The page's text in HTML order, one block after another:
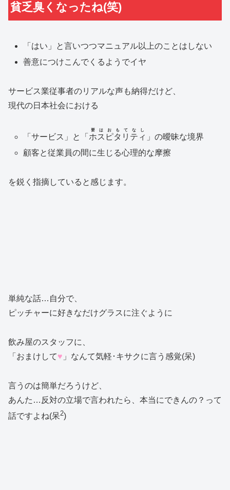
貧乏臭くなったね(笑)
「はい」と言いつつマニュアル以上のことはしない
善意につけこんでくるようでイヤ
サービス業従事者のリアルな声も納得だけど、
現代の日本社会における
「サービス」と「 ホスピタリティ
要はおもてなし
」の曖昧な境界
顧客と従業員の間に生じる心理的な摩擦
を鋭く指摘していると感じます。
単純な話…自分で、
ピッチャーに好きなだけグラスに注ぐように
飲み屋のスタッフに、
「おまけして♥ 」なんて気軽･キサクに言う感覚(呆)
言うのは簡単だろうけど、
あんた…反対の立場で言われたら、本当にできんの？って
話ですよね(呆2)